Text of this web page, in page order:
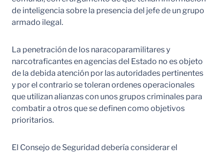
de inteligencia sobre la presencia del jefe de un grupo
armado ilegal.
La penetración de los naracoparamilitares y
narcotraficantes en agencias del Estado no es objeto
de la debida atención por las autoridades pertinentes
y por el contrario se toleran ordenes operacionales
que utilizan alianzas con unos grupos criminales para
combatir a otros que se definen como objetivos
prioritarios.
El Consejo de Seguridad debería considerar el